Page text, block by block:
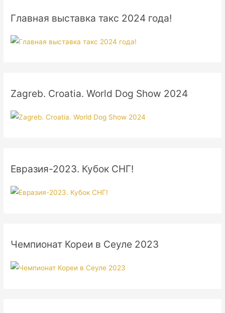
Главная выставка такс 2024 года!
Zagreb. Croatia. World Dog Show 2024
Евразия-2023. Кубок СНГ!
Чемпионат Кореи в Сеуле 2023